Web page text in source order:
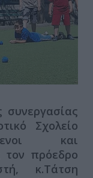
Σχολείο
και
τον πρόεδρο
κ.Τάτση